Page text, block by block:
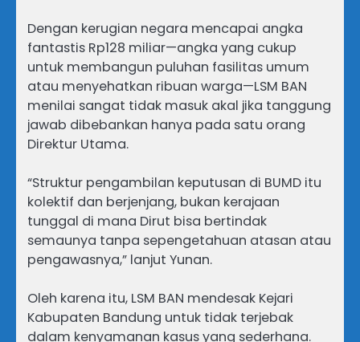
Dengan kerugian negara mencapai angka
fantastis Rp128 miliar—angka yang cukup
untuk membangun puluhan fasilitas umum
atau menyehatkan ribuan warga—LSM BAN
menilai sangat tidak masuk akal jika tanggung
jawab dibebankan hanya pada satu orang
Direktur Utama.
“Struktur pengambilan keputusan di BUMD itu
kolektif dan berjenjang, bukan kerajaan
tunggal di mana Dirut bisa bertindak
semaunya tanpa sepengetahuan atasan atau
pengawasnya,” lanjut Yunan.
Oleh karena itu, LSM BAN mendesak Kejari
Kabupaten Bandung untuk tidak terjebak
dalam kenyamanan kasus yang sederhana.